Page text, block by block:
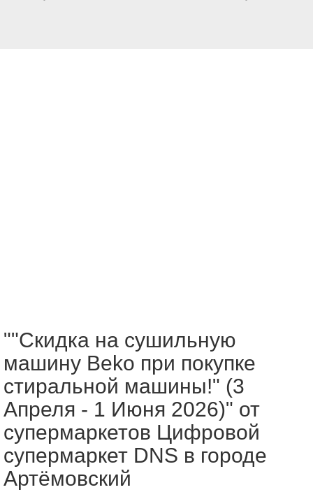
""Скидка на сушильную
машину Beko при покупке
стиральной машины!" (3
Апреля - 1 Июня 2026)" от
супермаркетов Цифровой
супермаркет DNS в городе
Артёмовский